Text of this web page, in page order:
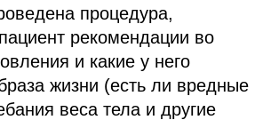
процедура,
рекомендации во
и какие у него
жизни (есть ли вредные
веса тела и другие